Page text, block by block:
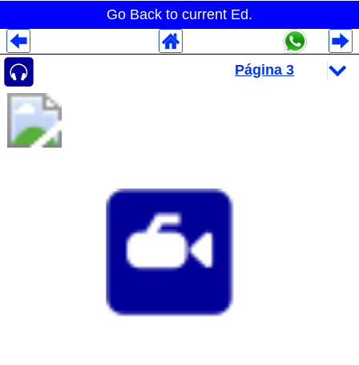
Go Back to current Ed.
Despliegues Analytics
Despliegues Totales
Despliegues por Rubros